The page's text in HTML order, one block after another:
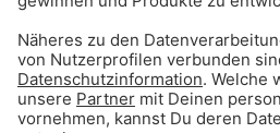
Gong 96.3 - Mediadaten